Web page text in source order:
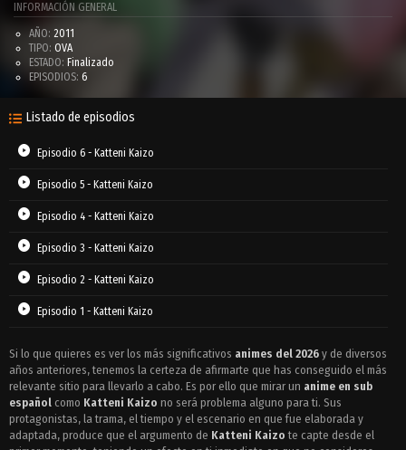
INFORMACIÓN GENERAL
AÑO: 2011
TIPO: OVA
ESTADO: Finalizado
EPISODIOS: 6
Listado de episodios
Episodio 6 - Katteni Kaizo
Episodio 5 - Katteni Kaizo
Episodio 4 - Katteni Kaizo
Episodio 3 - Katteni Kaizo
Episodio 2 - Katteni Kaizo
Episodio 1 - Katteni Kaizo
Si lo que quieres es ver los más significativos animes del 2026 y de diversos
años anteriores, tenemos la certeza de afirmarte que has conseguido el más
relevante sitio para llevarlo a cabo. Es por ello que mirar un anime en sub
español como Katteni Kaizo no será problema alguno para ti. Sus
protagonistas, la trama, el tiempo y el escenario en que fue elaborada y
adaptada, produce que el argumento de Katteni Kaizo te capte desde el